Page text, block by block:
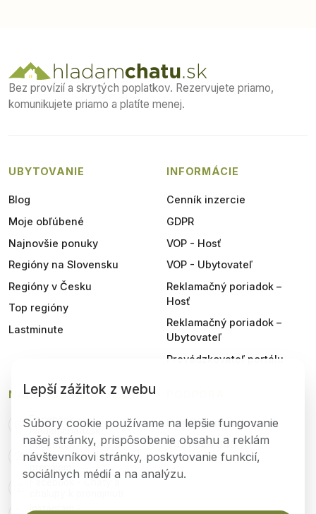
Bez provízií a skrytých poplatkov. Rezervujete priamo,
komunikujete priamo a platíte menej.
UBYTOVANIE
Blog
Moje obľúbené
Najnovšie ponuky
Regióny na Slovensku
Regióny v Česku
Top regióny
Lastminute
INFORMÁCIE
Cenník inzercie
GDPR
VOP - Hosť
VOP - Ubytovateľ
Reklamačný poriadok –
Hosť
Reklamačný poriadok –
Ubytovateľ
Prevádzkovateľ portálu
NAŠE SOCIÁLNE SIETE
Facebook -
hladamchatu.sk
Facebook - Chaty a
Chalupy - kupa predaj
prenájom
Facebook - Chaty a
Instagram -
help@hladamchatu.sk
+421 949 649 111
Lepší zážitok z webu
Súbory cookie používame na lepšie fungovanie
našej stránky, prispôsobenie obsahu a reklám
návštevníkovi stránky, poskytovanie funkcií,
sociálnych médií a na analýzu.